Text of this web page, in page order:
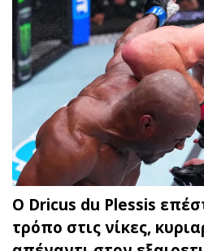
Ο Dricus du Plessis
τρόπο στις νίκες,